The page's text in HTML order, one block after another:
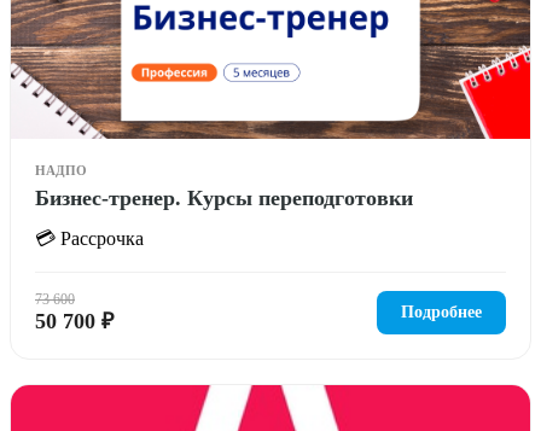
НАДПО
Бизнес-тренер. Курсы переподготовки
💳 Рассрочка
73 600
50 700 ₽ Подробнее